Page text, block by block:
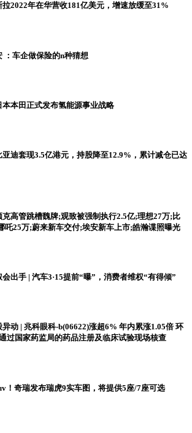
2022年在华营收181亿美元，增速放缓至31%
：车企做保险的n种猜想
本田正式发布氢能源事业战略
亚迪套现3.5亿港元，持股降至12.9%，累计减仓已达
高管跳槽魏牌;观致被强制执行2.5亿;理想27万;比
吒25万;蔚来新车交付;埃安新车上市;皓瀚谍照曝光
出手 | 汽车3·15提前“曝”，消费者维权“有得倾”
动 | 兆科眼科-b(06622)涨超6% 年内累涨1.05倍 环
过国家药监局的药品注册及临床试验现场核查
！奇瑞发布瑞虎9实车图，将提供5座/7座可选